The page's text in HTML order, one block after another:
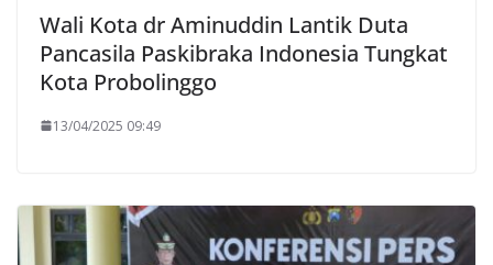
Wali Kota dr Aminuddin Lantik Duta
Pancasila Paskibraka Indonesia Tungkat
Kota Probolinggo
13/04/2025 09:49